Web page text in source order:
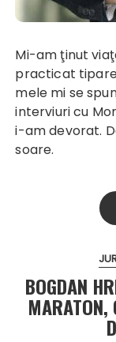
Mi-am ţinut viaţa cu jurnalismul. Incult, am
practicat
mele mi se
interviuri cu
i-am devorat.
soare.
BOGDAN
MARATON,